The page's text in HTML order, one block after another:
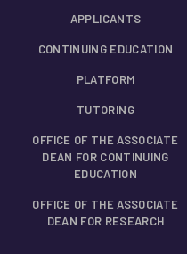
APPLICANTS
CONTINUING EDUCATION
PLATFORM
TUTORING
OFFICE OF THE ASSOCIATE
DEAN FOR CONTINUING
EDUCATION
OFFICE OF THE ASSOCIATE
DEAN FOR RESEARCH